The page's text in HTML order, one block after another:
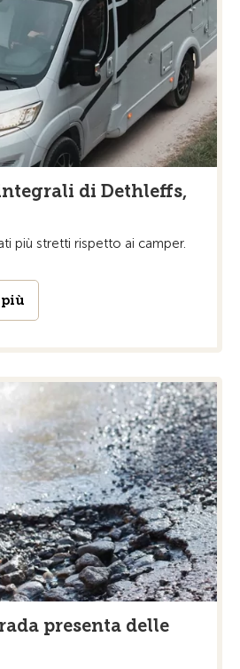
di Dethleffs,
più stretti rispetto ai camper.
più
presenta delle